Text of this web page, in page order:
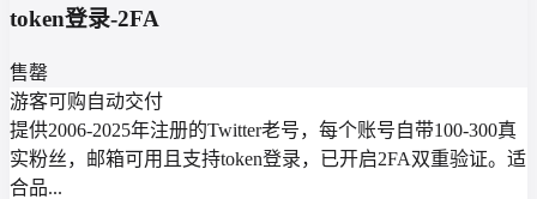
token登录-2FA
售罄
游客可购自动交付
提供2006-2025年注册的Twitter老号，每个账号自带100-300真
实粉丝，邮箱可用且支持token登录，已开启2FA双重验证。适
合品...